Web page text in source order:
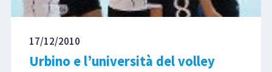
17/12/2010
Urbino e l’università del volley